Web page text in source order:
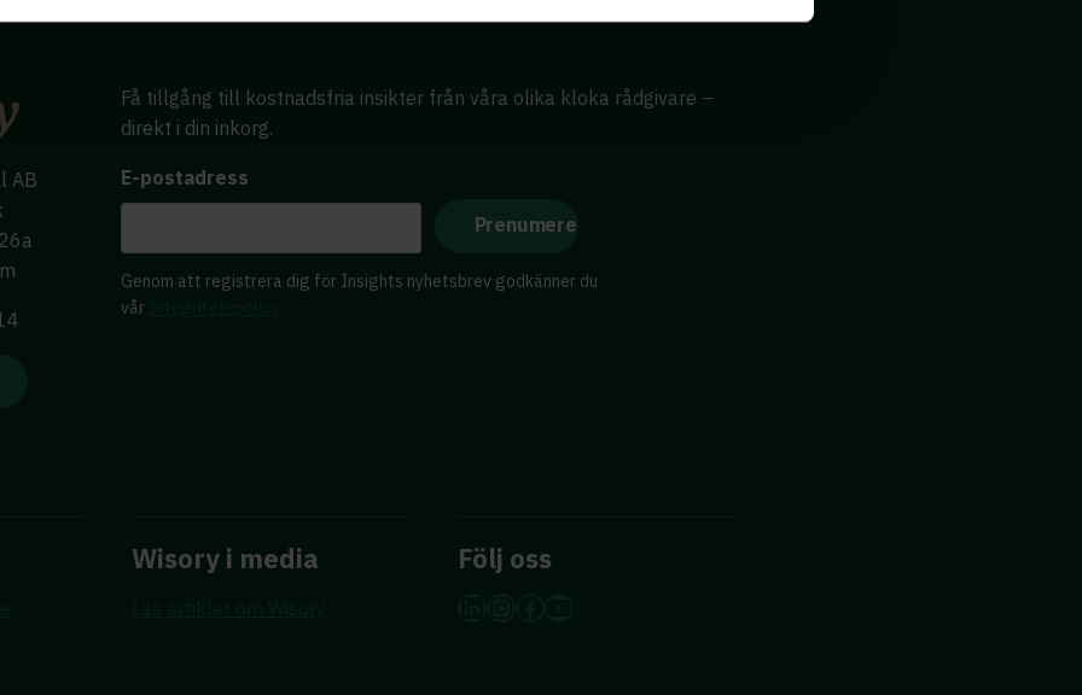
AB
Få tillgång till kostnadsfria insikter från våra olika kloka rådgivare –
direkt i din inkorg.
E-postadress
Genom att registrera dig för Insights nyhetsbrev godkänner du
vår
Wisory i media Följ oss